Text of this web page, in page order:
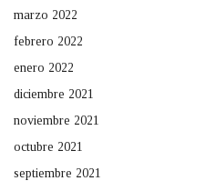
marzo 2022
febrero 2022
enero 2022
diciembre 2021
noviembre 2021
octubre 2021
septiembre 2021